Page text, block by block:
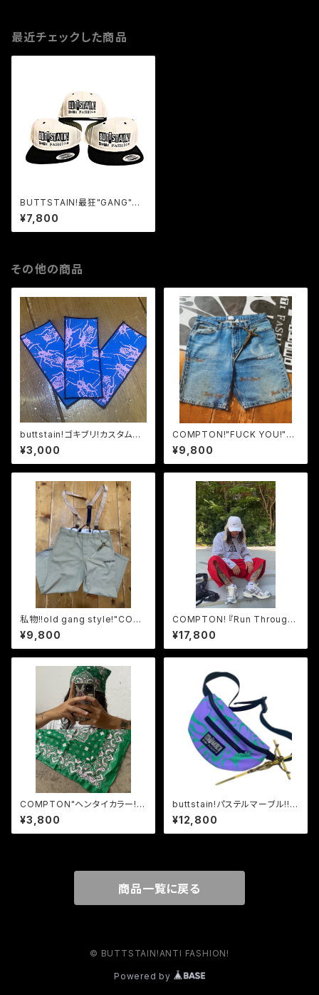
最近チェックした商品
BUTTSTAIN!最狂"GANG"CA
P!!ハーコー黒白!!ツバ裏グリー
ン!!
¥7,800
その他の商品
buttstain!ゴキブリ!カスタムパ
ッチ!3セット!!
¥3,000
COMPTON!"FUCK YOU!"マ
ルチビンテージCKデニムショー
ツXL
¥9,800
私物!!old gang style!"COM
PTON"サスペンダー付きハー
コーディッキーズXL
¥9,800
COMPTON! 『Run Through
Hell !?』x プレイハンド!リバー
スハーコーショーツXL!!
¥17,800
COMPTON"ヘンタイカラー!!
刺繍バンダナ!ガンジャグリーン
x LAピンク!
¥3,800
buttstain!パステルマーブル!!ウ
エストポーチ!!
¥12,800
商品一覧に戻る
© BUTTSTAIN!ANTI FASHION!
Powered by